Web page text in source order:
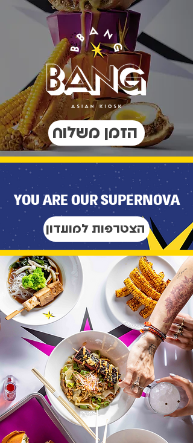
הזמן משלוח
YOU ARE OUR SUPERNOVA
הצטרפות למועדון